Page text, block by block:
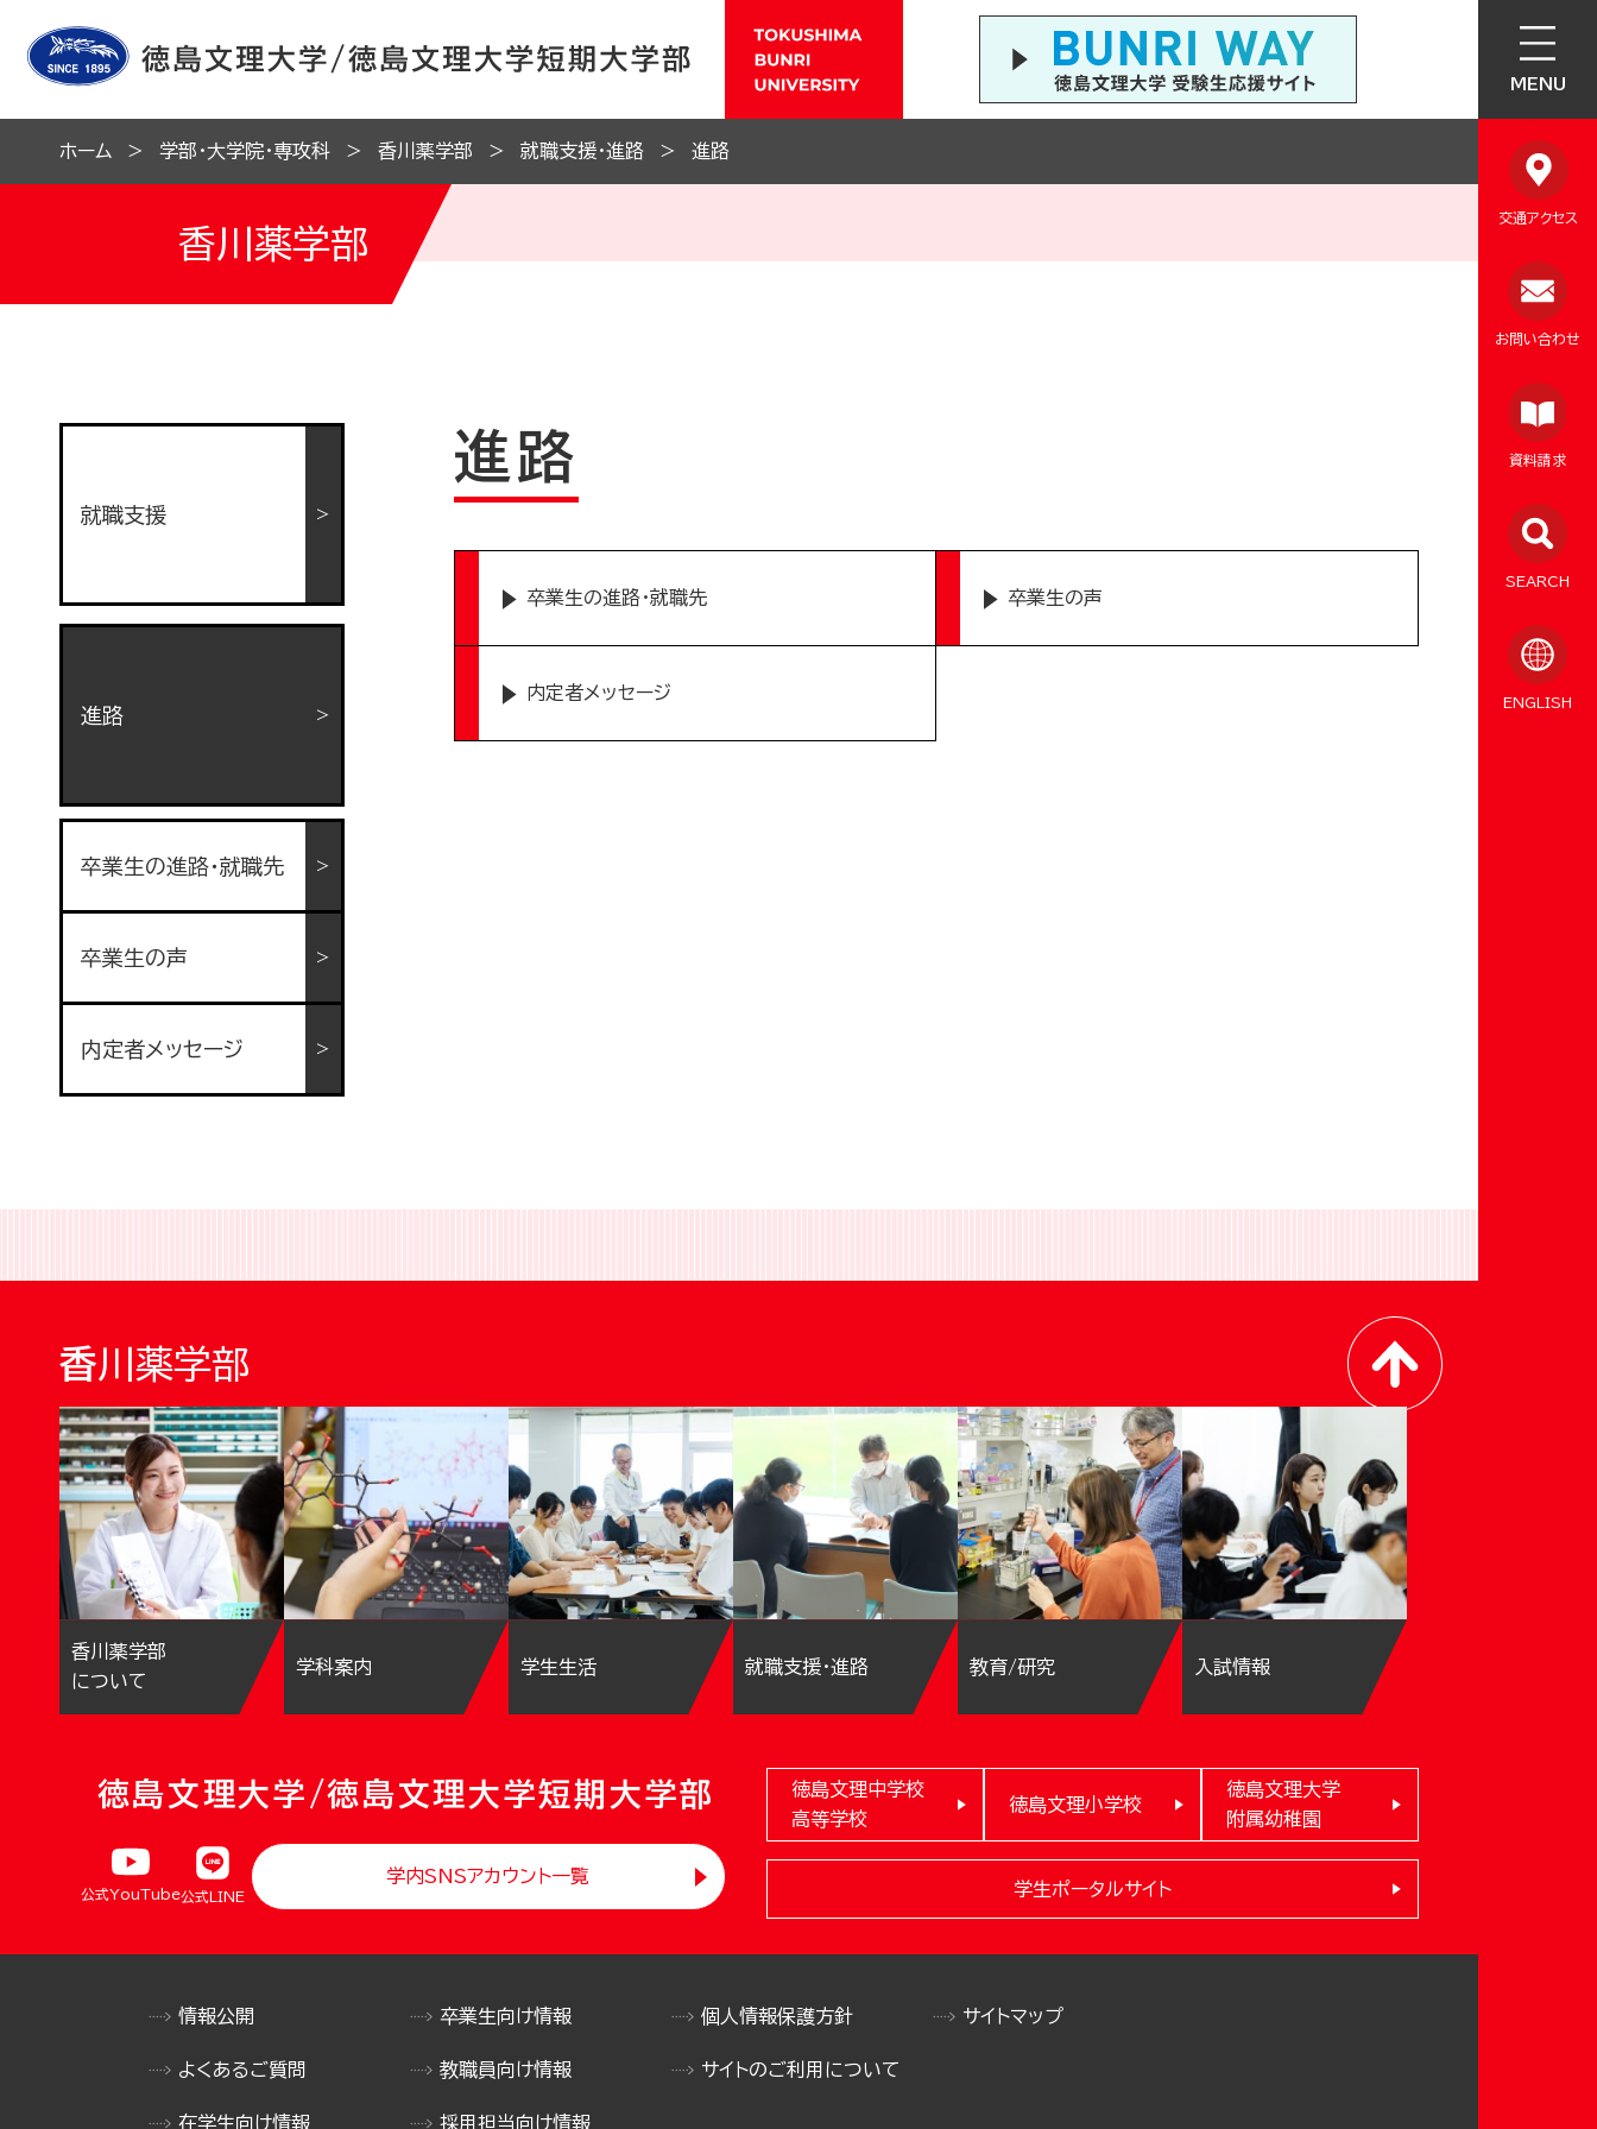
MENU
交通アクセス
お問い合わせ
資料請求
SEARCH
ENGLISH
ホーム 学部・大学院・専攻科 香川薬学部 就職支援・進路 進路
香川薬学部
進路
卒業生の進路・就職先 卒業生の声
内定者メッセージ
就職支援
進路
卒業生の進路・就職先
卒業生の声
内定者メッセージ
香川薬学部
香川薬学部
について
学科案内 学生生活 就職支援・進路 教育/研究 入試情報
徳島文理大学/徳島文理大学短期大学部
公式YouTube公式LINE
学内SNSアカウント一覧
徳島文理中学校
高等学校
徳島文理小学校
徳島文理大学
附属幼稚園
学生ポータルサイト
情報公開
よくあるご質問
在学生向け情報
卒業生向け情報
教職員向け情報
採用担当向け情報
個人情報保護方針
サイトのご利用について
サイトマップ